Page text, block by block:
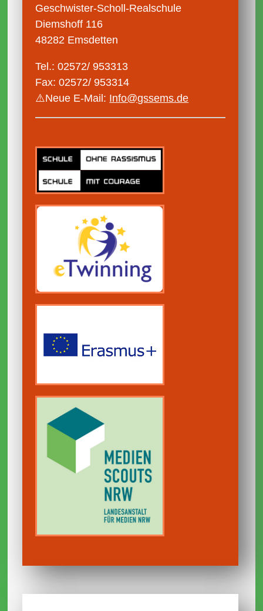
Geschwister-Scholl-Realschule
Diemshoff 116
48282 Emsdetten
Tel.: 02572/ 953313
Fax: 02572/ 953314
⚠️Neue E-Mail: Info@gssems.de